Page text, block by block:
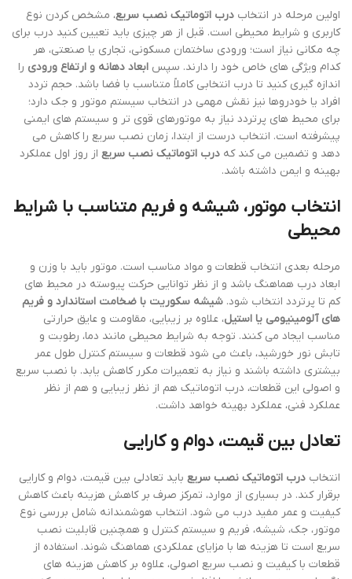
اولین مرحله در انتخاب درب اتوماتیک نصب سریع، مشخص کردن نوع
کاربری و شرایط محیطی است. قبل از هر چیزی باید تعیین کنید درب برای
چه مکانی نیاز است؛ ورودی ساختمان مسکونی، تجاری یا صنعتی، هر
کدام ویژگی های خاص خود را دارند. سپس ابعاد دهانه و ارتفاع ورودی را
اندازه گیری کنید تا درب انتخابی کاملاً متناسب با فضا باشد. حجم تردد
افراد یا خودروها نیز نقش مهمی در انتخاب سیستم موتور و جک دارد؛
برای محیط های پرتردد نیاز به موتورهای قوی تر و سیستم های ایمنی
پیشرفته است. انتخاب درست از ابتدا، زمان نصب سریع را کاهش می
دهد و تضمین می کند که درب اتوماتیک نصب سریع از روز اول عملکرد
بهینه و ایمن داشته باشد.
انتخاب موتور، شیشه و فریم متناسب با شرایط
محیطی
مرحله بعدی انتخاب قطعات و مواد مناسب است. موتور باید با وزن و
ابعاد درب هماهنگ باشد و از نظر توانایی حرکت پیوسته در محیط های
کم تا پرتردد انتخاب شود. شیشه سکوریت با ضخامت استاندارد و فریم
های آلومینیومی یا استیل، علاوه بر زیبایی، مقاومت و عایق حرارتی
مناسب ایجاد می کنند. توجه به شرایط محیطی مانند دما، رطوبت و
تابش نور خورشید، باعث می شود قطعات و سیستم کنترل طول عمر
بیشتری داشته باشند و نیاز به تعمیرات مکرر کاهش یابد. با نصب سریع
و اصولی این قطعات، درب اتوماتیک هم از نظر زیبایی و هم از نظر
عملکرد فنی، عملکرد بهینه خواهد داشت.
تعادل بین قیمت، دوام و کارایی
انتخاب درب اتوماتیک نصب سریع باید تعادلی بین قیمت، دوام و کارایی
برقرار کند. در بسیاری از موارد، تمرکز صرف بر کاهش هزینه باعث کاهش
کیفیت و عمر مفید درب می شود. انتخاب هوشمندانه شامل بررسی نوع
موتور، جک، شیشه، فریم و سیستم کنترل و همچنین قابلیت نصب
سریع است تا هزینه ها با مزایای عملکردی هماهنگ شوند. استفاده از
قطعات با کیفیت و نصب سریع اصولی، علاوه بر کاهش هزینه های